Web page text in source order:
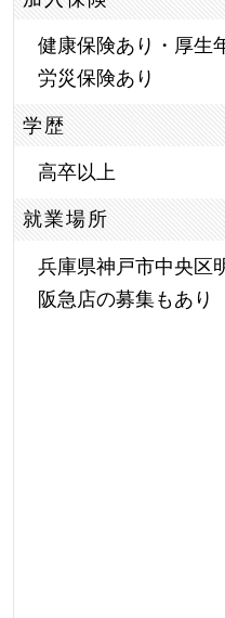
健康保険あり・厚生
労災保険あり
学歴
高卒以上
就業場所
兵庫県神戸市中央
阪急店の募集もあり